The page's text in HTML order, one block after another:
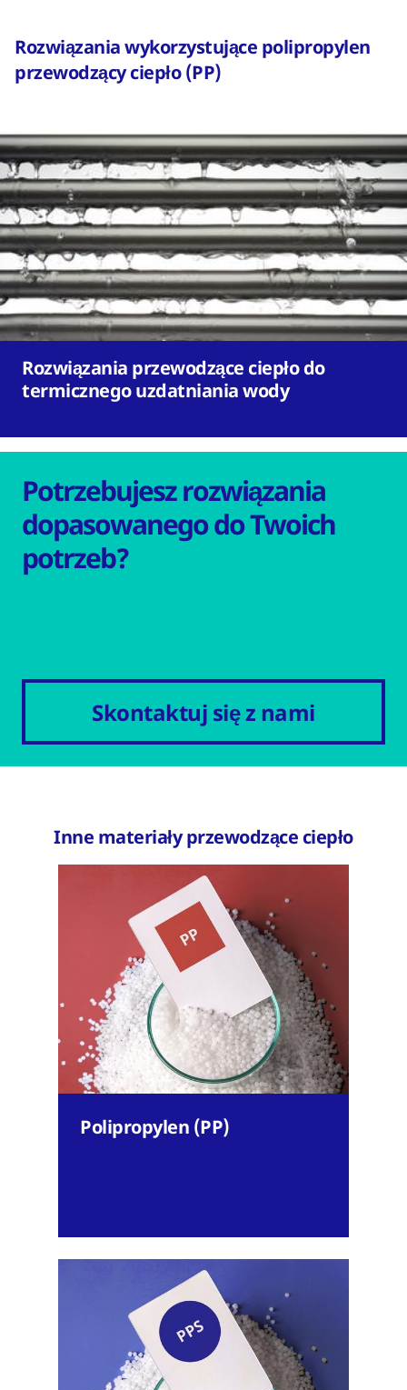
Rozwiązania wykorzystujące polipropylen
przewodzący ciepło (PP)
Rozwiązania przewodzące ciepło do
termicznego uzdatniania wody
Potrzebujesz rozwiązania
dopasowanego do Twoich
potrzeb?
Skontaktuj się z nami
Inne materiały przewodzące ciepło
Polipropylen (PP)